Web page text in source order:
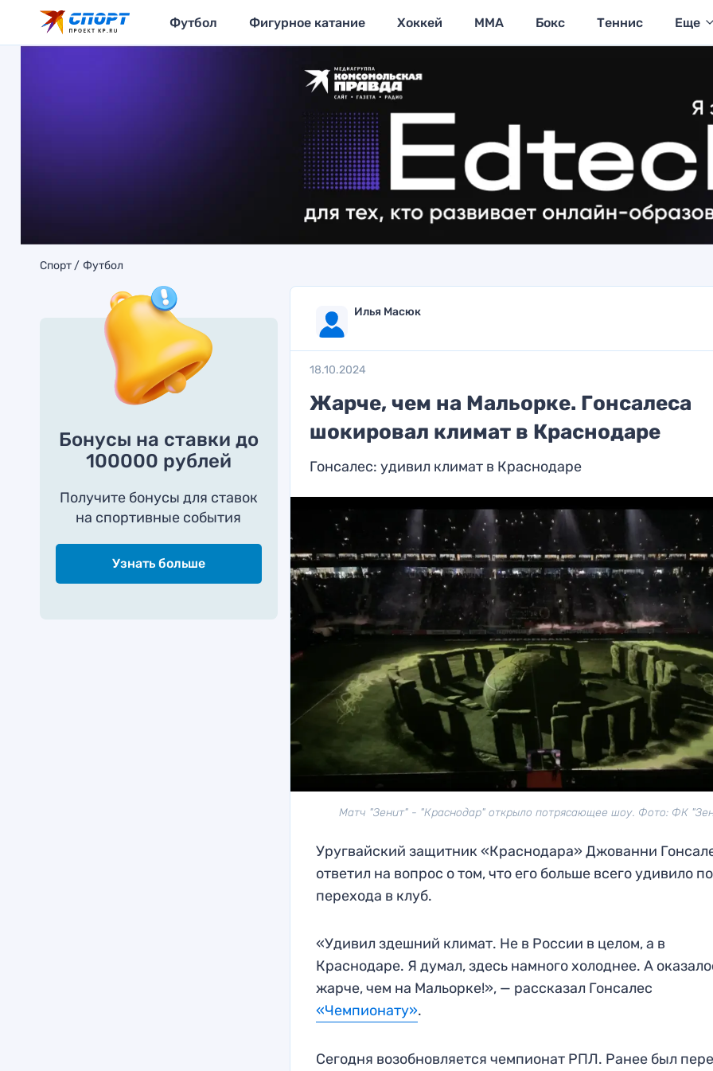
Футбол Фигурное катание Хоккей MMA Бокс Теннис Еще
Спорт Футбол
Бонусы на ставки до
100000 рублей
Получите бонусы для ставок
на спортивные события
Узнать больше
Илья Масюк
18.10.2024
Жарче, чем на Мальорке. Гонсалеса
шокировал климат в Краснодаре
Гонсалес: удивил климат в Краснодаре
Матч "Зенит" - "Краснодар" открыло потрясающее шоу. Фото: ФК
Уругвайский защитник «Краснодара» Джованни
ответил на вопрос о том, что его больше всего удивило
перехода в клуб.
«Удивил здешний климат. Не в России в целом, а в
Краснодаре. Я думал, здесь намного холоднее. А
жарче, чем на Мальорке!», — рассказал Гонсалес
«Чемпионату».
Сегодня возобновляется чемпионат РПЛ. Ранее был